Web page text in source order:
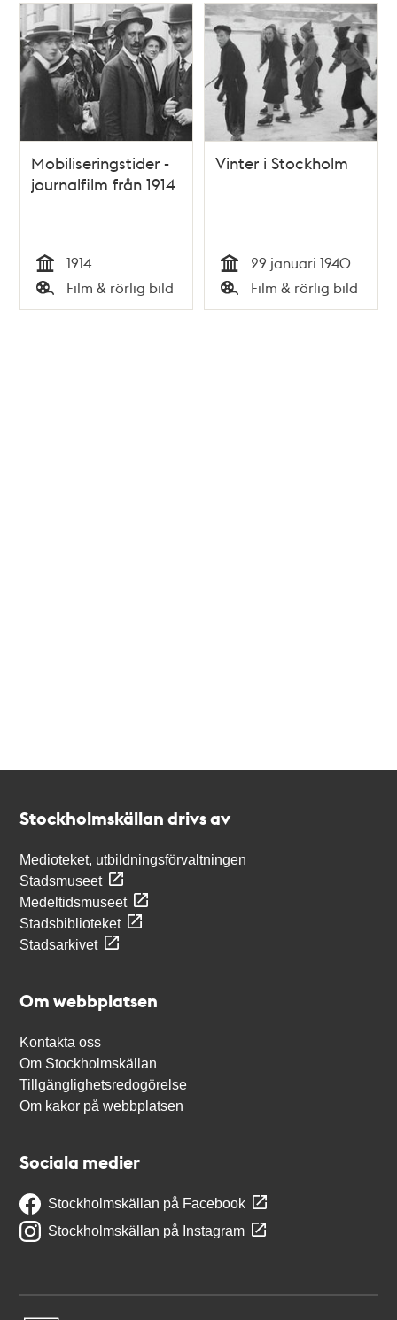
Mobiliseringstider -
journalfilm från 1914
Tid
1914
Typ
Film & rörlig bild
Vinter i Stockholm
Tid
29 januari 1940
Typ
Film & rörlig bild
Stockholmskällan drivs av
Medioteket, utbildningsförvaltningen
Stadsmuseet
Medeltidsmuseet
Stadsbiblioteket
Stadsarkivet
Om webbplatsen
Kontakta oss
Om Stockholmskällan
Tillgänglighetsredogörelse
Om kakor på webbplatsen
Sociala medier
Stockholmskällan på Facebook
Stockholmskällan på Instagram